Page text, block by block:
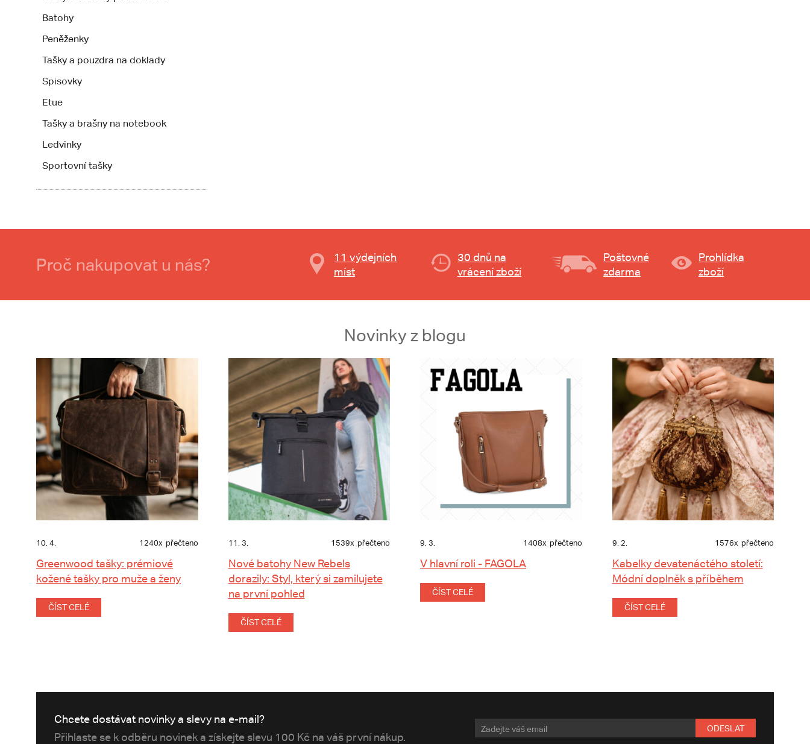
Batohy
Peněženky
Tašky a pouzdra na doklady
Spisovky
Etue
Tašky a brašny na notebook
Ledvinky
Sportovní tašky
Proč nakupovat u nás?
11 výdejních
míst
30 dnů na
vrácení zboží
Poštovné
zdarma
Prohlídka
zboží
Novinky z blogu
10. 4. 1240x přečteno
Greenwood tašky: prémiové
kožené tašky pro muže a ženy
ČÍST CELÉ
11. 3. 1539x přečteno
Nové batohy New Rebels
dorazily: Styl, který si zamilujete
na první pohled
ČÍST CELÉ
9. 3. 1408x přečteno
V hlavní roli - FAGOLA
ČÍST CELÉ
9. 2. 1576x přečteno
Kabelky devatenáctého století:
Módní doplněk s příběhem
ČÍST CELÉ
Chcete dostávat novinky a slevy na e-mail?
Přihlaste se k odběru novinek a získejte slevu 100 Kč na váš první nákup.
ODESLAT